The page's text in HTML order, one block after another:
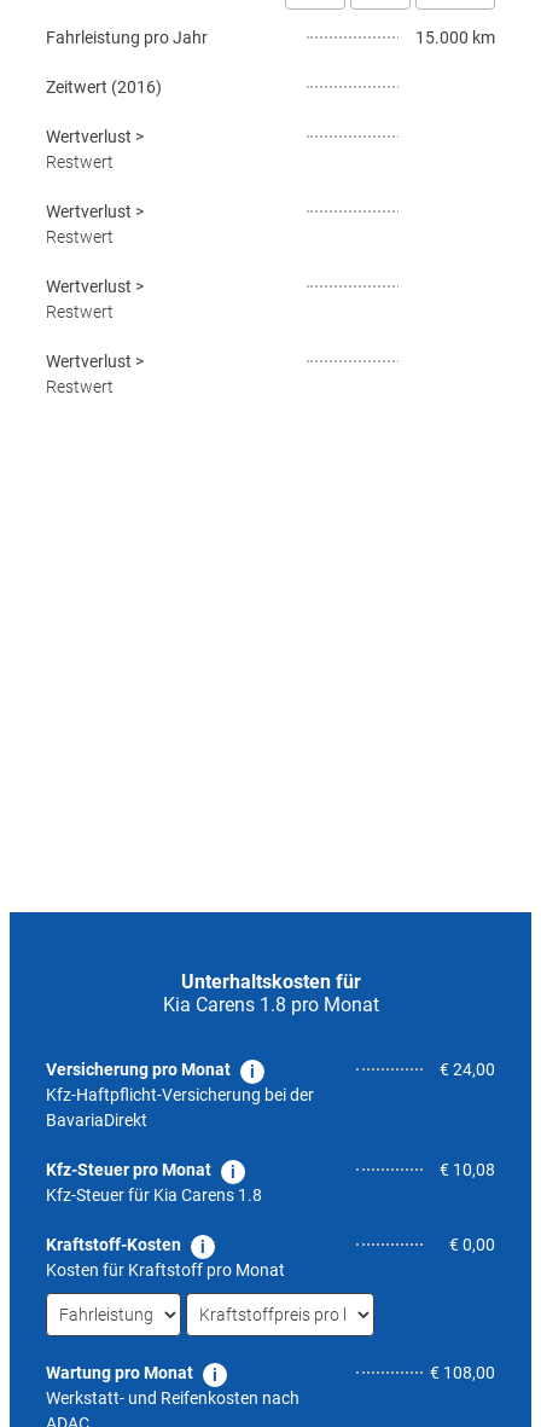
Fahrleistung pro Jahr 15.000 km
Zeitwert (2016)
Wertverlust >
Restwert
Wertverlust >
Restwert
Wertverlust >
Restwert
Wertverlust >
Restwert
Unterhaltskosten für
Kia Carens 1.8 pro Monat
Versicherung pro Monat
Kfz-Haftpflicht-Versicherung bei der
BavariaDirekt
€ 24,00
Kfz-Steuer pro Monat
Kfz-Steuer für Kia Carens 1.8
€ 10,08
Kraftstoff-Kosten
Kosten für Kraftstoff pro Monat
€ 0,00
Wartung pro Monat
Werkstatt- und Reifenkosten nach
€ 108,00